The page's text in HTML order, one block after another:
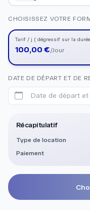
CHOISISSEZ VOTRE
Tarif / j ( dégressif sur la
100,00 €/Jour
DATE DE DÉPART ET DE
Date de départ et
Récapitulatif
Type de location
Paiement